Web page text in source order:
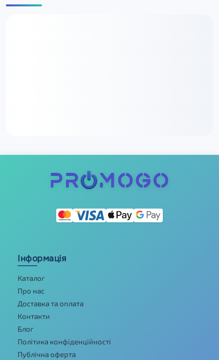
Інформація
Каталог
Про нас
Доставка та оплата
Контакти
Блог
Політика конфіденційності
Публічна оферта